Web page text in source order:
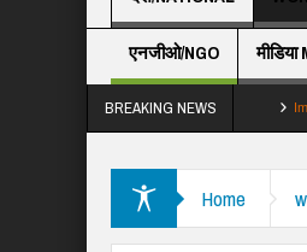
एनजीओ/NGO
BREAKING NEWS
बदला फैसला राहुल गांधी की 039छात्रों … Imran
Home